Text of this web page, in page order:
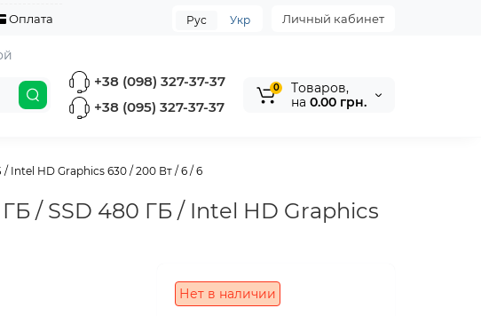
Оплата Личный кабинет
Рус Укр
+38 (098) 327-37-37
+38 (095) 327-37-37
0
Tоваров,
на 0.00 грн.
Intel HD Graphics 630 / 200 Вт / 6 / 6
/ SSD 480 ГБ / Intel HD Graphics
Нет в наличии